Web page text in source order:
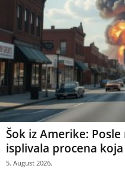
Šok iz Amerike:
isplivala procena
5. August 2026.